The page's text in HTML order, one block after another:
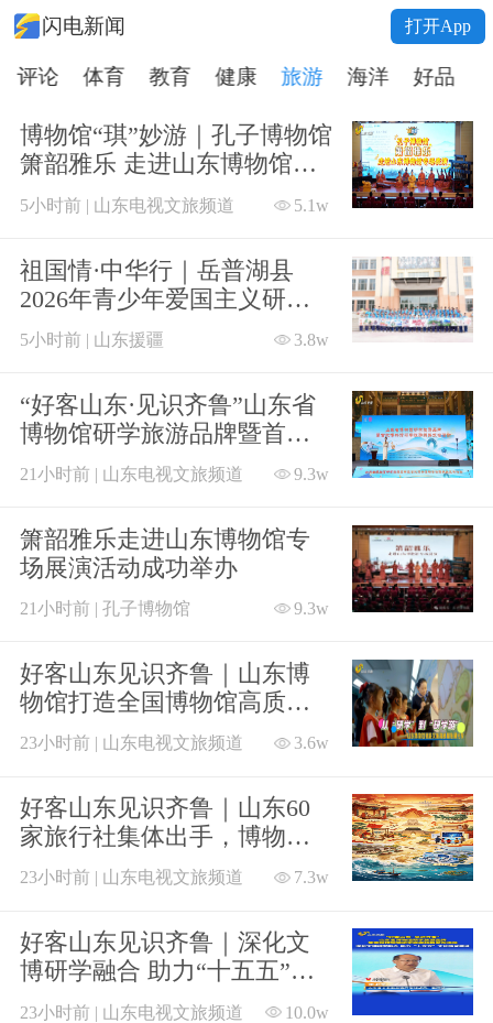
闪电新闻 打开App
评论 体育 教育 健康 旅游 海洋 好品
博物馆“琪”妙游｜孔子博物馆
箫韶雅乐 走进山东博物馆专
场表演
5小时前 | 山东电视文旅频道 5.1w
祖国情·中华行｜岳普湖县
2026年青少年爱国主义研学
实践活动正式启航
5小时前 | 山东援疆 3.8w
“好客山东·见识齐鲁”山东省
博物馆研学旅游品牌暨首批
博物馆研学旅游线路发布活
动在济南举办
21小时前 | 山东电视文旅频道 9.3w
箫韶雅乐走进山东博物馆专
场展演活动成功举办
21小时前 | 孔子博物馆 9.3w
好客山东见识齐鲁｜山东博
物馆打造全国博物馆高质量
发展的“山东样板”
23小时前 | 山东电视文旅频道 3.6w
好客山东见识齐鲁｜山东60
家旅行社集体出手，博物馆
研学正式出圈
23小时前 | 山东电视文旅频道 7.3w
好客山东见识齐鲁｜深化文
博研学融合 助力“十五五”文
化强省建设
23小时前 | 山东电视文旅频道 10.0w